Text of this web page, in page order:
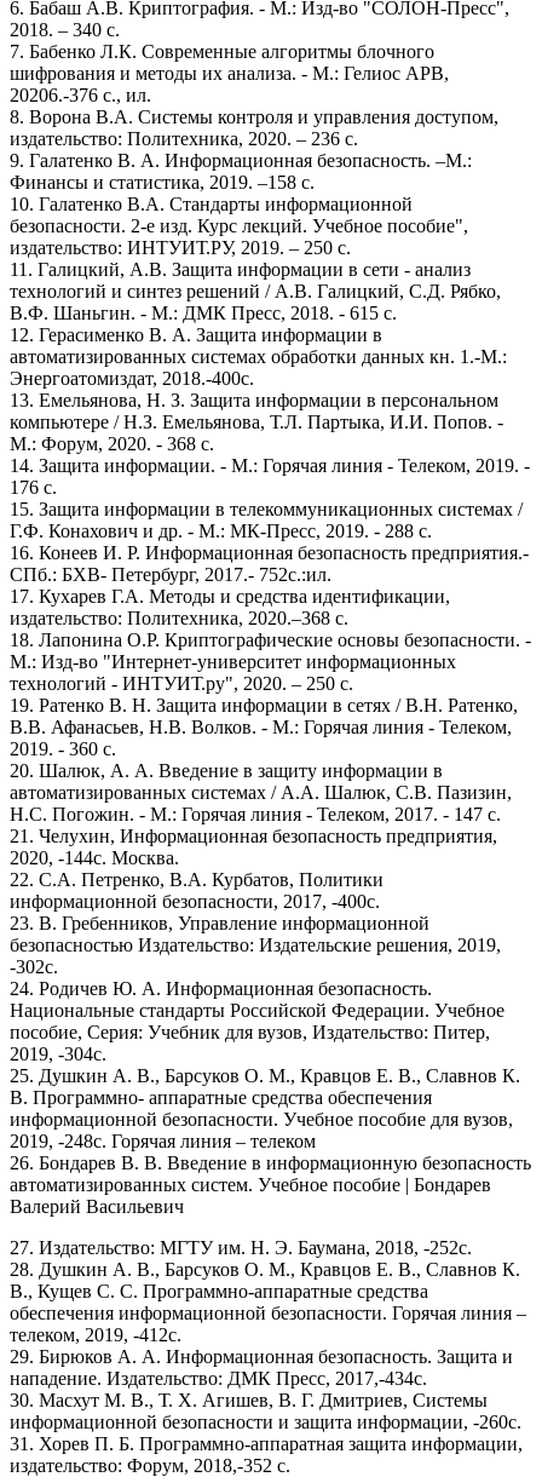
6. Бабаш А.В. Криптография. - М.: Изд-во "СОЛОН-Пресс",
2018. – 340 с.
7. Бабенко Л.К. Современные алгоритмы блочного
шифрования и методы их анализа. - М.: Гелиос АРВ,
20206.-376 с., ил.
8. Ворона В.А. Системы контроля и управления доступом,
издательство: Политехника, 2020. – 236 с.
9. Галатенко В. А. Информационная безопасность. –М.:
Финансы и статистика, 2019. –158 с.
10. Галатенко В.А. Стандарты информационной
безопасности. 2-е изд. Курс лекций. Учебное пособие",
издательство: ИНТУИТ.РУ, 2019. – 250 с.
11. Галицкий, А.В. Защита информации в сети - анализ
технологий и синтез решений / А.В. Галицкий, С.Д. Рябко,
В.Ф. Шаньгин. - М.: ДМК Пресс, 2018. - 615 c.
12. Герасименко В. А. Защита информации в
автоматизированных системах обработки данных кн. 1.-М.:
Энергоатомиздат, 2018.-400с.
13. Емельянова, Н. З. Защита информации в персональном
компьютере / Н.З. Емельянова, Т.Л. Партыка, И.И. Попов. -
М.: Форум, 2020. - 368 c.
14. Защита информации. - М.: Горячая линия - Телеком, 2019. -
176 c.
15. Защита информации в телекоммуникационных системах /
Г.Ф. Конахович и др. - М.: МК-Пресс, 2019. - 288 c.
16. Конеев И. Р. Информационная безопасность предприятия.-
СПб.: БХВ- Петербург, 2017.- 752с.:ил.
17. Кухарев Г.А. Методы и средства идентификации,
издательство: Политехника, 2020.–368 с.
18. Лапонина О.Р. Криптографические основы безопасности. -
М.: Изд-во "Интернет-университет информационных
технологий - ИНТУИТ.ру", 2020. – 250 с.
19. Ратенко В. Н. Защита информации в сетях / В.Н. Ратенко,
В.В. Афанасьев, Н.В. Волков. - М.: Горячая линия - Телеком,
2019. - 360 c.
20. Шалюк, А. А. Введение в защиту информации в
автоматизированных системах / А.А. Шалюк, С.В. Пазизин,
Н.С. Погожин. - М.: Горячая линия - Телеком, 2017. - 147 c.
21. Челухин, Информационная безопасность предприятия,
2020, -144с. Москва.
22. С.А. Петренко, В.А. Курбатов, Политики
информационной безопасности, 2017, -400с.
23. В. Гребенников, Управление информационной
безопасностью Издательство: Издательские решения, 2019,
-302с.
24. Родичев Ю. А. Информационная безопасность.
Национальные стандарты Российской Федерации. Учебное
пособие, Серия: Учебник для вузов, Издательство: Питер,
2019, -304с.
25. Душкин А. В., Барсуков О. М., Кравцов Е. В., Славнов К.
В. Программно- аппаратные средства обеспечения
информационной безопасности. Учебное пособие для вузов,
2019, -248с. Горячая линия – телеком
26. Бондарев В. В. Введение в информационную безопасность
автоматизированных систем. Учебное пособие | Бондарев
Валерий Васильевич
27. Издательство: МГТУ им. Н. Э. Баумана, 2018, -252с.
28. Душкин А. В., Барсуков О. М., Кравцов Е. В., Славнов К.
В., Кущев С. С. Программно-аппаратные средства
обеспечения информационной безопасности. Горячая линия –
телеком, 2019, -412с.
29. Бирюков А. А. Информационная безопасность. Защита и
нападение. Издательство: ДМК Пресс, 2017,-434с.
30. Масхут М. В., Т. Х. Агишев, В. Г. Дмитриев, Системы
информационной безопасности и защита информации, -260с.
31. Хорев П. Б. Программно-аппаратная защита информации,
издательство: Форум, 2018,-352 с.